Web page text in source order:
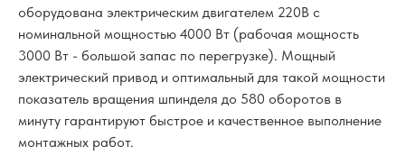
оборудована электрическим двигателем 220В с
номинальной мощностью 4000 Вт (рабочая мощность
3000 Вт - большой запас по перегрузке). Мощный
электрический привод и оптимальный для такой мощности
показатель вращения шпинделя до 580 оборотов в
минуту гарантируют быстрое и качественное выполнение
монтажных работ.